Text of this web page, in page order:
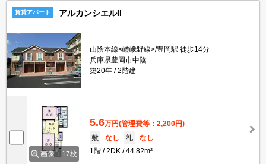
賃貸アパート アルカンシエルII
山陰本線<嵯峨野線>/豊岡駅 徒歩14分
兵庫県豊岡市中陰
築20年
2階建
画像：17枚
5.6万円(管理費等：2,200円)
敷
なし 礼
なし
1階
2DK 44.82m²